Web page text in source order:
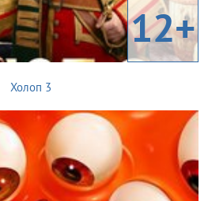
12+
Холоп 3